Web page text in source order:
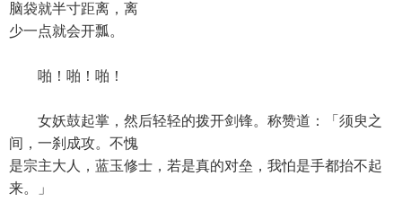
脑袋就半寸距离，离
少一点就会开瓢。
啪！啪！啪！
女妖鼓起掌，然后轻轻的拨开剑锋。称赞道：「须臾之
间，一刹成攻。不愧
是宗主大人，蓝玉修士，若是真的对垒，我怕是手都抬不起
来。」